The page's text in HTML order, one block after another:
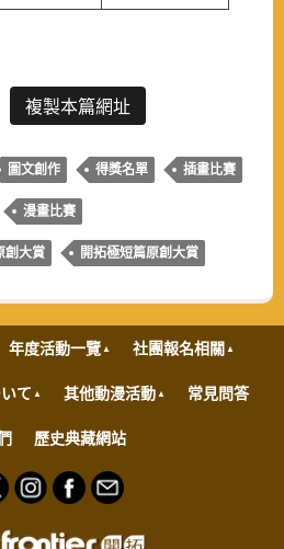
複製本篇網址
圖文創作 得獎名單 插畫比賽
漫畫比賽
創大賞 開拓極短篇原創大賞
年度活動一覽 社團報名相關
て 其他動漫活動 常見問答
歷史典藏網站